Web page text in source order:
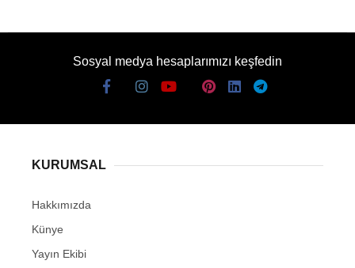
Sosyal medya hesaplarımızı keşfedin
KURUMSAL
Hakkımızda
Künye
Yayın Ekibi